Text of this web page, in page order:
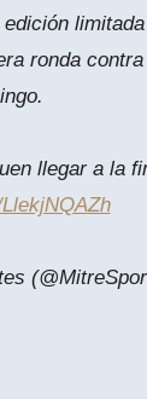
ronda
llegar a la